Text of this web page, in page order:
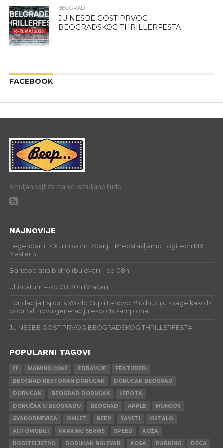
BEOGRAD
JU NESBE GOST PRVOG
BEOGRADSKOG THRILLERFESTA
FACEBOOK
Smuljan sajt za manje-smuljane ljude
NAJNOVIJE
Legendarni MX u novom izdanju: Predstavljamo Logitech MX
Master 4
Baristocratia bistro (bulevar) – od 08h
Ultimatum – od 08:30h (Vračar)
Fondacija Esports World Cup i Lenovo™ udružuju snage kako bi
podržali novu generaciju esports šampiona
JU NESBE GOST PRVOG BEOGRADSKOG THRILLERFESTA
POPULARNI TAGOVI
IT MAMINO ĆOŠE ZDRAVLJE
FEATURED
BEOGRAD RESTORAN DORUCAK
DORUCAK BEOGRAD
DORUCAK
BEOGRAD DORUCAK
LEPOTA
DORUČAK U BEOGRADU
BEOGRAD APPLE
MUNGOS
SVAKODNEVICA
OMLET BEEP SAVETI
OSTALO
AUTOMOBILI
PARKING SERVIS SPEED
KOŽA
RODITELJSTVO
DORUČAK BULEVAR KOSA PARKING DECA